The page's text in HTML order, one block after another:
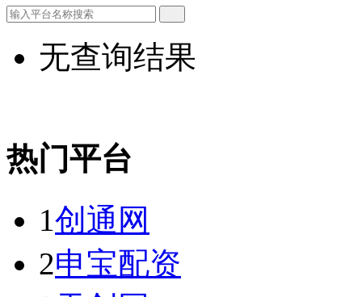
无查询结果
热门平台
1创通网
2申宝配资